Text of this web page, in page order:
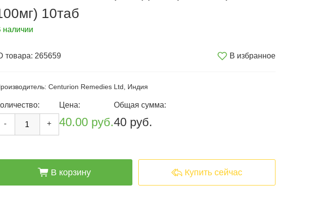
10таб
наличии
товара: 265659 В избранное
Centurion Remedies Ltd, Индия
- +
Цена:
40.00 руб.
Общая сумма:
40 руб.
cart_fill В корзину arrowshape_turn_up_left_2 Купить сейчас